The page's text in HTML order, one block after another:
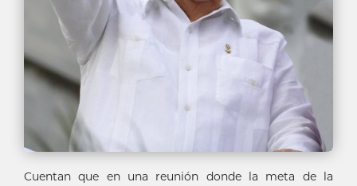
Cuentan que en una reunión donde la meta de la